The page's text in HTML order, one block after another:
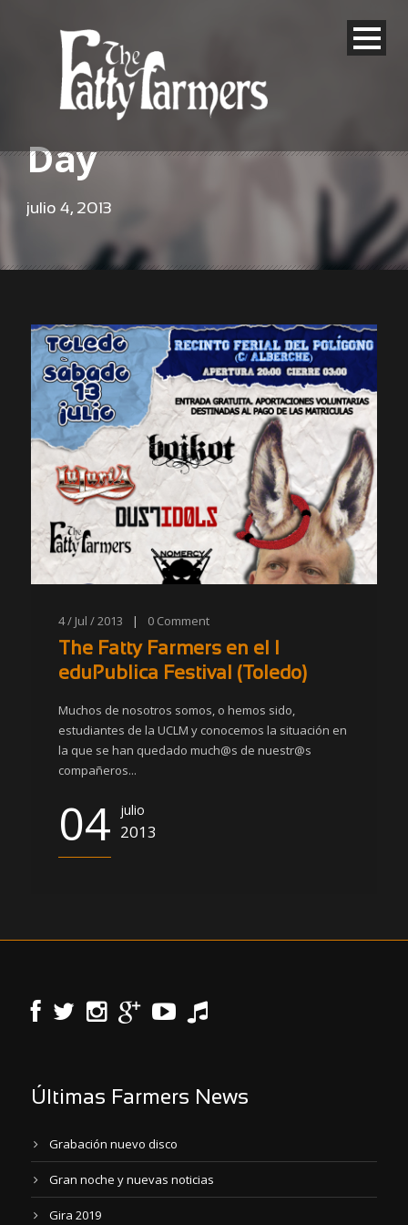
Day
julio 4, 2013
4 / Jul / 2013 | 0 Comment
The Fatty Farmers en el I
eduPublica Festival (Toledo)
Muchos de nosotros somos, o hemos sido,
estudiantes de la UCLM y conocemos la situación en
la que se han quedado much@s de nuestr@s
compañeros...
04 julio
2013
Últimas Farmers News
Grabación nuevo disco
Gran noche y nuevas noticias
Gira 2019